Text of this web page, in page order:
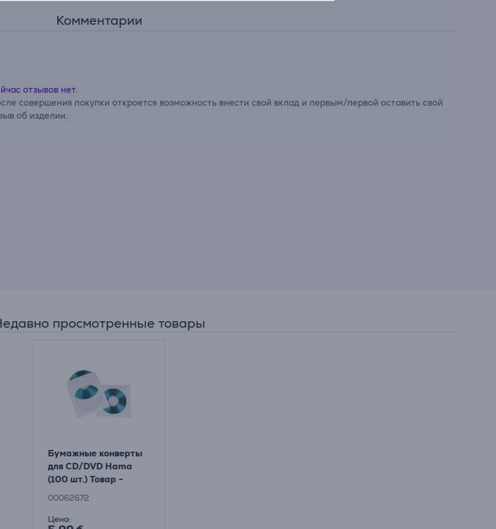
Комментарии
отзывов нет.
совершения покупки откроется возможность внести свой вклад и первым/первой оставить свой
об изделии.
просмотренные товары
Бумажные конверты
для CD/DVD Hama
(100 шт.) Товар -
00062672
00062672
Цена: